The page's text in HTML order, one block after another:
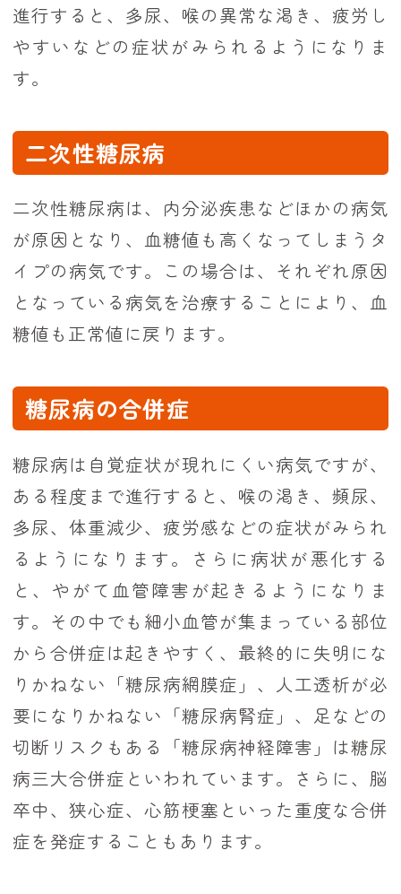
進行すると、多尿、喉の異常な渇き、疲労し
やすいなどの症状がみられるようになりま
す。
二次性糖尿病
二次性糖尿病は、内分泌疾患などほかの病気
が原因となり、血糖値も高くなってしまうタ
イプの病気です。この場合は、それぞれ原因
となっている病気を治療することにより、血
糖値も正常値に戻ります。
糖尿病の合併症
糖尿病は自覚症状が現れにくい病気ですが、
ある程度まで進行すると、喉の渇き、頻尿、
多尿、体重減少、疲労感などの症状がみられ
るようになります。さらに病状が悪化する
と、やがて血管障害が起きるようになりま
す。その中でも細小血管が集まっている部位
から合併症は起きやすく、最終的に失明にな
りかねない「糖尿病網膜症」、人工透析が必
要になりかねない「糖尿病腎症」、足などの
切断リスクもある「糖尿病神経障害」は糖尿
病三大合併症といわれています。さらに、脳
卒中、狭心症、心筋梗塞といった重度な合併
症を発症することもあります。